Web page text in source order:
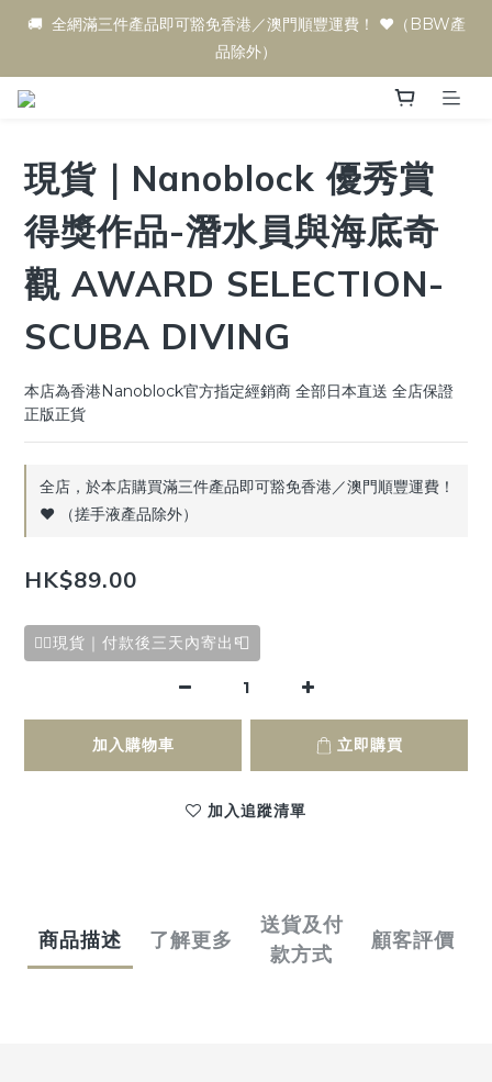
🚚  全網滿三件產品即可豁免香港／澳門順豐運費！ ♥️（BBW產
品除外）
現貨｜Nanoblock 優秀賞
得獎作品-潛水員與海底奇
觀 AWARD SELECTION-
SCUBA DIVING
本店為香港Nanoblock官方指定經銷商 全部日本直送 全店保證
正版正貨
全店，於本店購買滿三件產品即可豁免香港／澳門順豐運費！
♥️ （搓手液產品除外）
HK$89.00
✌🏻現貨｜付款後三天內寄出📮
加入購物車 立即購買
加入追蹤清單
商品描述 了解更多
送貨及付
款方式
顧客評價